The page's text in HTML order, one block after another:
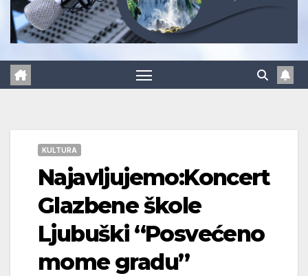
KULTURA
Najavljujemo:Koncert
Glazbene škole
Ljubuški “Posvećeno
mome gradu”